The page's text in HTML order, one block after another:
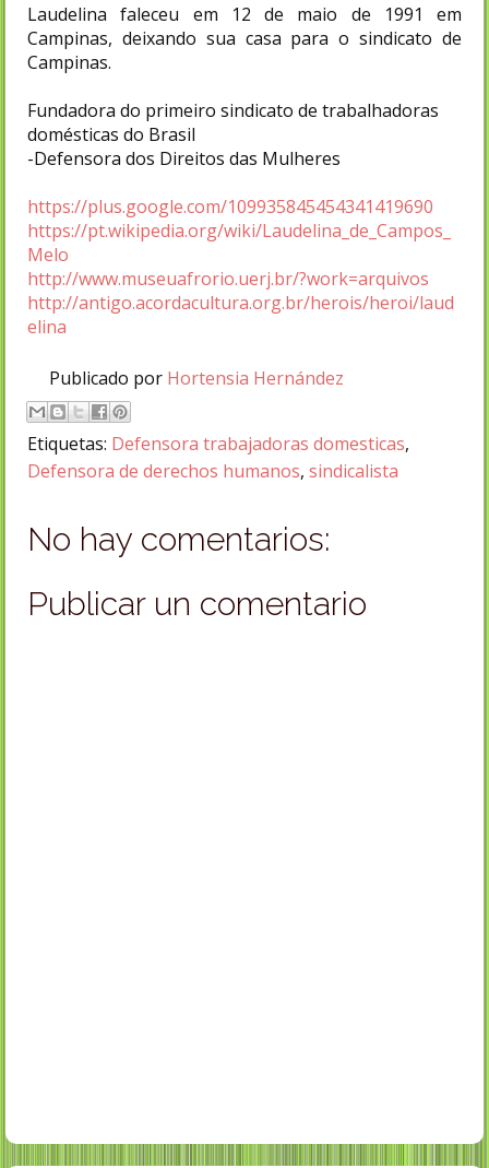
Laudelina faleceu em 12 de maio de 1991 em
Campinas, deixando sua casa para o sindicato de
Campinas.
Fundadora do primeiro sindicato de trabalhadoras
domésticas do Brasil
-Defensora dos Direitos das Mulheres
https://plus.google.com/109935845454341419690
https://pt.wikipedia.org/wiki/Laudelina_de_Campos_
Melo
http://www.museuafrorio.uerj.br/?work=arquivos
http://antigo.acordacultura.org.br/herois/heroi/laud
elina
Publicado por Hortensia Hernández
Etiquetas: Defensora trabajadoras domesticas,
Defensora de derechos humanos, sindicalista
No hay comentarios:
Publicar un comentario